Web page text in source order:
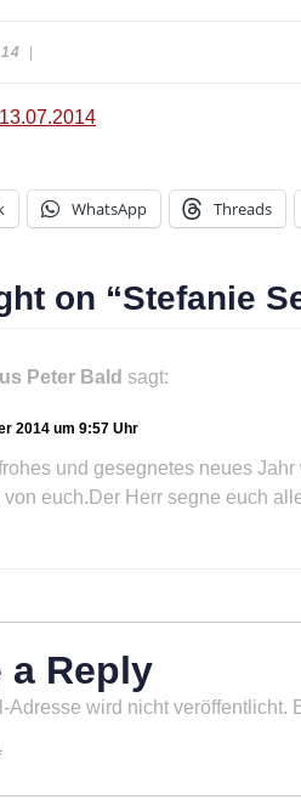
13.
WhatsApp Threads
on “Stefanie
Peter Bald sagt:
2014 um 9:57 Uhr
und gesegnetes neues
von euch.Der Herr segne euch
a Reply
Adresse wird nicht veröffentlicht.